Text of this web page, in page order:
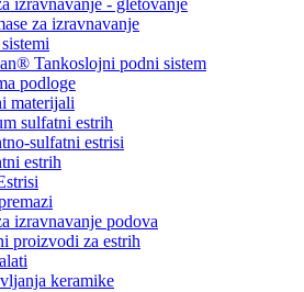
za izravnavanje
Tankoslojni podni sistem
podloge
materijali
sulfatni estrih
sulfatni estrisi
estrih
izravnavanje podova
proizvodi za estrih
keramike